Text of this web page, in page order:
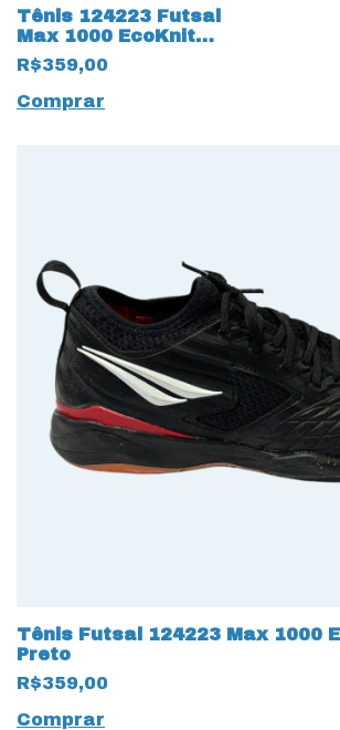
Tênis 124223 Futsal
Max 1000 EcoKnit
17235 Azul
R$359,00
Comprar
Tênis Futsal 124223 Max 1000
Preto
R$359,00
Comprar